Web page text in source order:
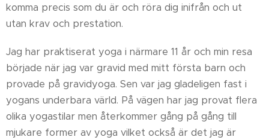
komma precis som du är och röra dig inifrån och ut
utan krav och prestation.
Jag har praktiserat yoga i närmare 11 år och min resa
började när jag var gravid med mitt första barn och
provade på gravidyoga. Sen var jag gladeligen fast i
yogans underbara värld. På vägen har jag provat flera
olika yogastilar men återkommer gång på gång till
mjukare former av yoga vilket också är det jag är